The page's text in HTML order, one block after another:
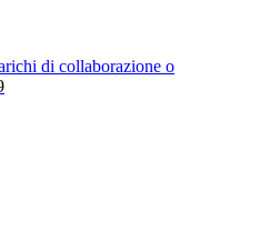
di collaborazione o